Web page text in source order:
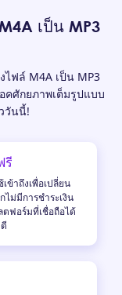
เป็น MP3
ฟล์ M4A เป็น MP3
คศักยภาพเต็มรูปแบบ
วันนี้!
รี
ข้าถึงเพื่อเปลี่ยน
ไม่มีการชำระเงิน
ตฟอร์มที่เชื่อถือได้